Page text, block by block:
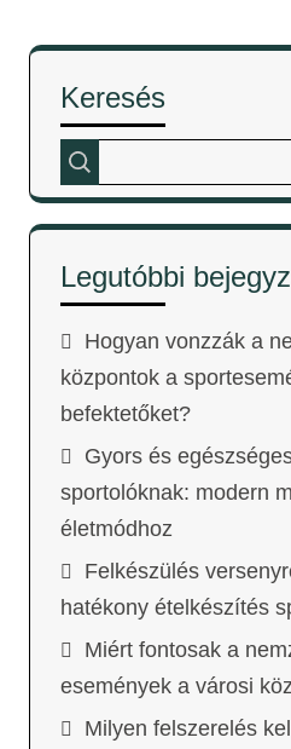
Keresés
Legutóbbi
Hogyan vonzzák a
központok a
befektetőket?
Gyors és
sportolóknak: modern
életmódhoz
Felkészülés
hatékony ételkészítés
Miért fontosak a
események a városi
Milyen felszerelés